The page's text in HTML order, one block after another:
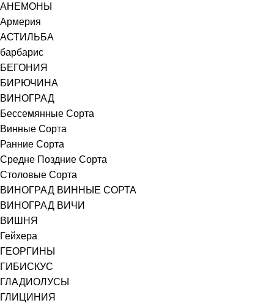
АНЕМОНЫ
Армерия
АСТИЛЬБА
барбарис
БЕГОНИЯ
БИРЮЧИНА
ВИНОГРАД
Бессемянные Сорта
Винные Сорта
Ранние Сорта
Средне Поздние Сорта
Столовые Сорта
ВИНОГРАД ВИННЫЕ СОРТА
ВИНОГРАД ВИЧИ
ВИШНЯ
Гейхера
ГЕОРГИНЫ
ГИБИСКУС
ГЛАДИОЛУСЫ
ГЛИЦИНИЯ